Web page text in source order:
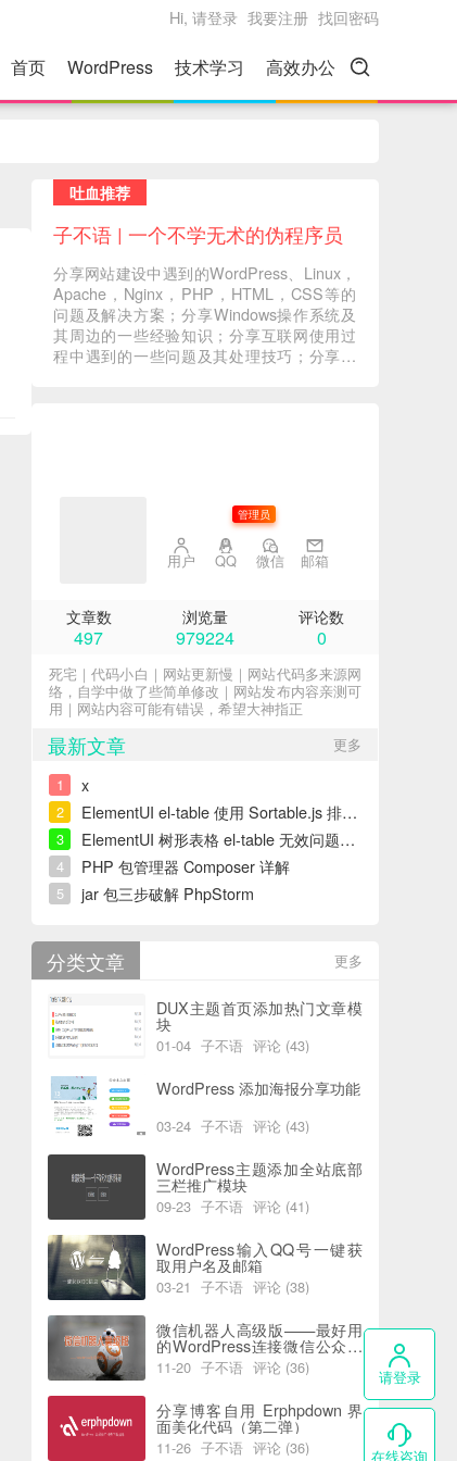
Hi, 请登录 我要注册 找回密码
首页 WordPress 技术学习 高效办公
吐血推荐
子不语 | 一个不学无术的伪程序员
分享网站建设中遇到的WordPress、Linux，
Apache，Nginx，PHP，HTML，CSS等的
问题及解决方案；分享Windows操作系统及
其周边的一些经验知识；分享互联网使用过
程中遇到的一些问题及其处理技巧；分享一
管理员
用户 QQ 微信 邮箱
文章数
497
浏览量
979224
评论数
0
死宅｜代码小白｜网站更新慢｜网站代码多来源网
络，自学中做了些简单修改｜网站发布内容亲测可
用｜网站内容可能有错误，希望大神指正
更多
最新文章
1 x
2 ElementUI el-table 使用 Sortable.js 排序错误解决
3 ElementUI 树形表格 el-table 无效问题解决
4 PHP 包管理器 Composer 详解
5 jar 包三步破解 PhpStorm
更多
分类文章
DUX主题首页添加热门文章模
块
01-04 子不语 评论 (43)
WordPress 添加海报分享功能
03-24 子不语 评论 (43)
WordPress主题添加全站底部
三栏推广模块
09-23 子不语 评论 (41)
WordPress输入QQ号一键获
取用户名及邮箱
03-21 子不语 评论 (38)
微信机器人高级版——最好用
的WordPress连接微信公众号
插件
11-20 子不语 评论 (36)
分享博客自用 Erphpdown 界
面美化代码（第二弹）
11-26 子不语 评论 (36)
请登录
在线咨询